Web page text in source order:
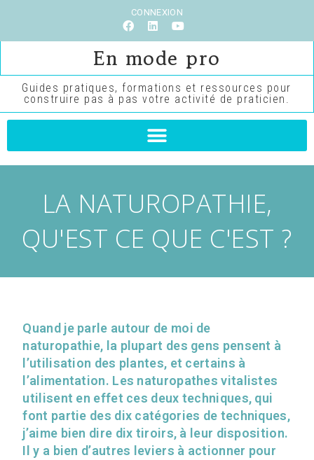
CONNEXION
En mode pro
Guides pratiques, formations et ressources pour
construire pas à pas votre activité de praticien.
LA NATUROPATHIE,
QU'EST CE QUE C'EST ?
Quand je parle autour de moi de
naturopathie, la plupart des gens pensent à
l’utilisation des plantes, et certains à
l’alimentation. Les naturopathes vitalistes
utilisent en effet ces deux techniques, qui
font partie des dix catégories de techniques,
j’aime bien dire dix tiroirs, à leur disposition.
Il y a bien d’autres leviers à actionner pour